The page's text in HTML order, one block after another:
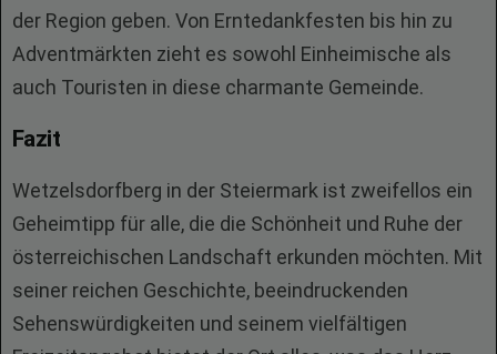
der Region geben. Von Erntedankfesten bis hin zu
Adventmärkten zieht es sowohl Einheimische als
auch Touristen in diese charmante Gemeinde.
Fazit
Wetzelsdorfberg in der Steiermark ist zweifellos ein
Geheimtipp für alle, die die Schönheit und Ruhe der
österreichischen Landschaft erkunden möchten. Mit
seiner reichen Geschichte, beeindruckenden
Sehenswürdigkeiten und seinem vielfältigen